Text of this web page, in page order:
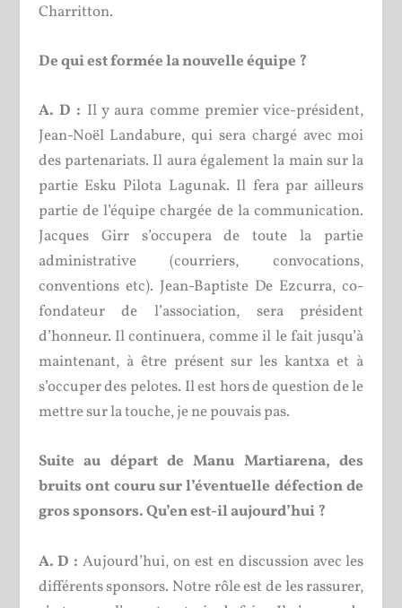
Charritton.
De qui est formée la nouvelle équipe ?
A. D : Il y aura comme premier vice-président,
Jean-Noël Landabure, qui sera chargé avec moi
des partenariats. Il aura également la main sur la
partie Esku Pilota Lagunak. Il fera par ailleurs
partie de l’équipe chargée de la communication.
Jacques Girr s’occupera de toute la partie
administrative (courriers, convocations,
conventions etc). Jean-Baptiste De Ezcurra, co-
fondateur de l’association, sera président
d’honneur. Il continuera, comme il le fait jusqu’à
maintenant, à être présent sur les kantxa et à
s’occuper des pelotes. Il est hors de question de le
mettre sur la touche, je ne pouvais pas.
Suite au départ de Manu Martiarena, des
bruits ont couru sur l’éventuelle défection de
gros sponsors. Qu’en est-il aujourd’hui ?
A. D : Aujourd’hui, on est en discussion avec les
différents sponsors. Notre rôle est de les rassurer,